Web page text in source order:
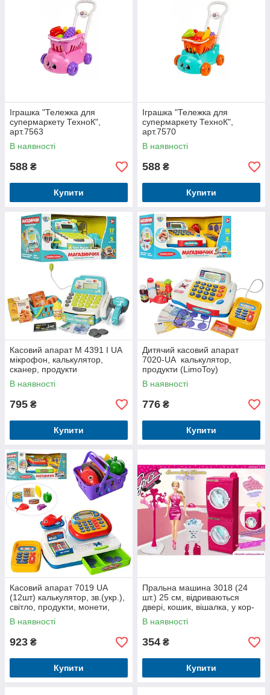
Іграшка "Тележка для
супермаркету ТехноК",
арт.7563
В наявності
588 ₴
Купити
Іграшка "Тележка для
супермаркету ТехноК",
арт.7570
В наявності
588 ₴
Купити
Касовий апарат M 4391 I UA
мікрофон, калькулятор,
сканер, продукти
В наявності
795 ₴
Купити
Дитячий касовий апарат
7020-UA калькулятор,
продукти (LimoToy)
В наявності
776 ₴
Купити
Касовий апарат 7019 UA
(12шт) калькулятор, зв.(укр.),
світло, продукти, монети,
бат., кор., 43-18-18
В наявності
923 ₴
Купити
Пральна машина 3018 (24
шт.) 25 см, відриваються
двері, кошик, вішалка, у кор-
ке, 26-19-6,5 см
В наявності
354 ₴
Купити